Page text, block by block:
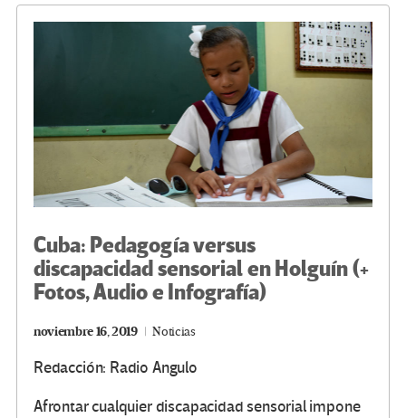
o
m n
ar
tir
Cuba: Pedagogía versus
discapacidad sensorial en Holguín (+
Fotos, Audio e Infografía)
noviembre 16, 2019 Noticias
Redacción: Radio Angulo
Afrontar cualquier discapacidad sensorial impone